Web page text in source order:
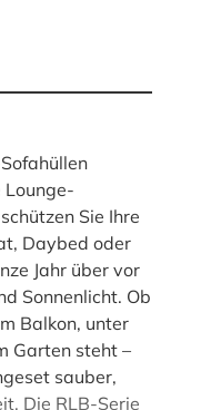
Lounge-
Sie Ihre
Daybed oder
Jahr über vor
Sonnenlicht. Ob
Balkon, unter
Garten steht –
sauber,
Die RLB-Serie